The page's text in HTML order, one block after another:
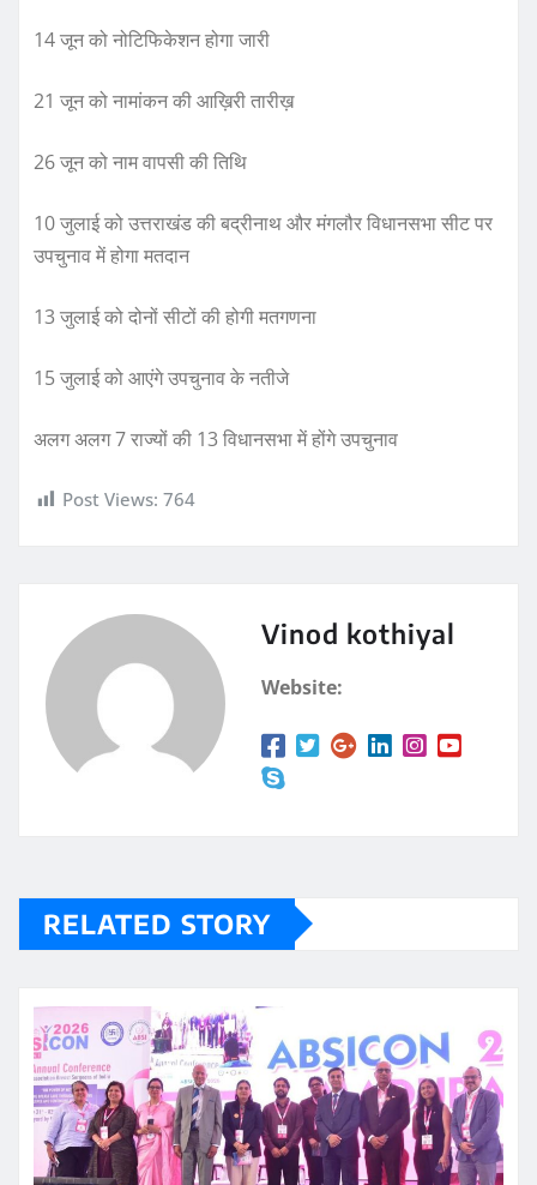
14 जून को नोटिफिकेशन होगा जारी
21 जून को नामांकन की आख़िरी तारीख़
26 जून को नाम वापसी की तिथि
10 जुलाई को उत्तराखंड की बद्रीनाथ और मंगलौर विधानसभा सीट पर
उपचुनाव में होगा मतदान
13 जुलाई को दोनों सीटों की होगी मतगणना
15 जुलाई को आएंगे उपचुनाव के नतीजे
अलग अलग 7 राज्यों की 13 विधानसभा में होंगे उपचुनाव
Post Views: 764
Vinod kothiyal
Website:
RELATED STORY